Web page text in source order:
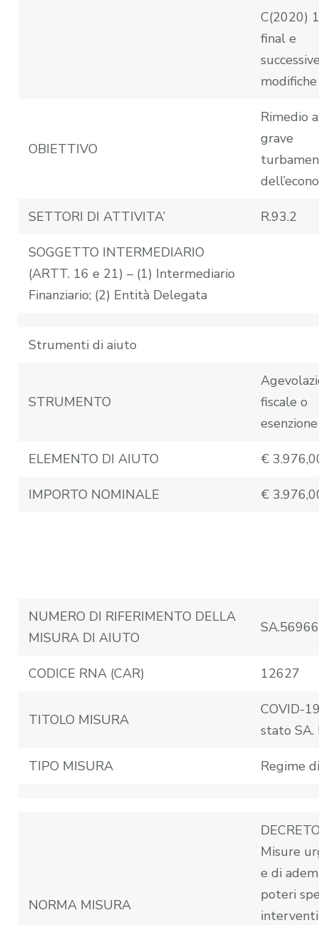
C(2020)
final e
modifiche
OBIETTIVO
Rimedio
grave
SETTORI DI ATTIVITA’ R.93.2
SOGGETTO INTERMEDIARIO
(ARTT. 16 e 21) – (1) Intermediario
Finanziario; (2) Entità Delegata
Strumenti di aiuto
STRUMENTO
fiscale o
ELEMENTO DI AIUTO €
IMPORTO NOMINALE €
NUMERO DI RIFERIMENTO DELLA
MISURA DI AIUTO
SA.56966
CODICE RNA (CAR) 12627
TITOLO MISURA
COVID-
stato
TIPO MISURA Regime
NORMA MISURA
Misure
e di
poteri